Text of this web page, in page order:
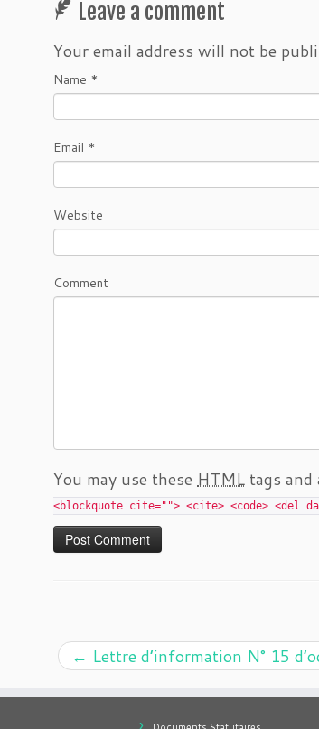
Leave a comment
Your email address will not be
Name *
Email *
Website
Comment
You may use these HTML tags
<blockquote cite=""> <cite> <code> <del
← Lettre d’information N° 15